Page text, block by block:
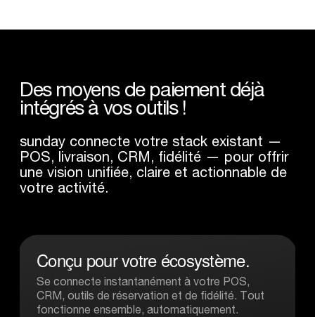
Des moyens de paiement déjà
intégrés à vos outils !
sunday connecte votre stack existant —
POS, livraison, CRM, fidélité — pour offrir
une vision unifiée, claire et actionnable de
votre activité.
Conçu pourvotre écosystème.
Se connecte instantanément à votre POS,
CRM, outils de réservation et de fidélité. Tout
fonctionne ensemble, automatiquement.